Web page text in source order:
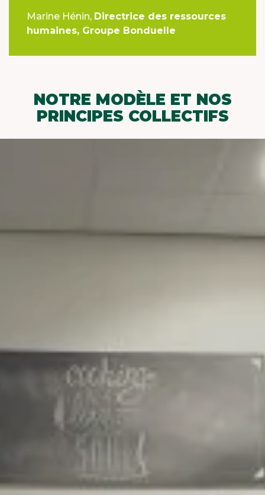
Marine Hénin, Directrice des ressources
humaines, Groupe Bonduelle
NOTRE MODÈLE ET NOS
PRINCIPES COLLECTIFS
MEET OUR PLANET-
FRIENDLY FOOD
PACKAGING